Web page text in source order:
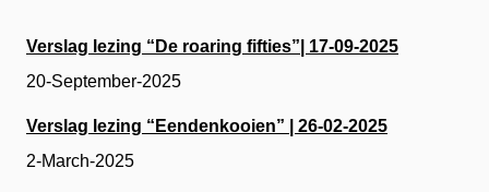
Verslag lezing “De roaring fifties”| 17-09-2025
20-September-2025
Verslag lezing “Eendenkooien” | 26-02-2025
2-March-2025